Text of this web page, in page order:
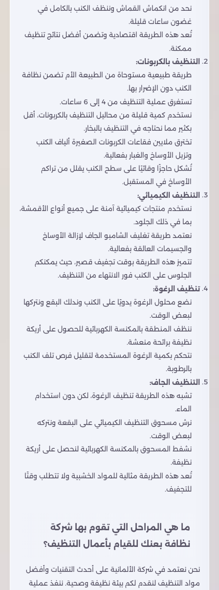
نحد من انكماش القماش وننظف الكنب بالكامل في
غضون ساعات قليلة.
تُعد هذه الطريقة اقتصادية وتضمن أفضل نتائج تنظيف
ممكنة.
التنظيف بالكربونات:
طريقة طبيعية مستوحاة من الطبيعة الأم تضمن نظافة
الكنب دون الإضرار بها.
تستغرق عملية التنظيف من 4 إلى 6 ساعات.
نستخدم كمية قليلة من محاليل التنظيف بالكربونات، أقل
بكثير مما نحتاجه في التنظيف بالبخار.
تخترق ملايين فقاعات الكربونات الصغيرة ألياف الكنب
وتزيل الأوساخ والغبار بفعالية.
تُشكل حاجزًا وقائيًا على سطح الكنب يقلل من تراكم
الأوساخ في المستقبل.
التنظيف الكيميائي:
نستخدم منتجات كيميائية آمنة على جميع أنواع الأقمشة،
بما في ذلك الجلود.
نعتمد طريقة تغليف الشامبو الجاف لإزالة الأوساخ
والجسيمات العالقة بفعالية.
تتميز هذه الطريقة بوقت تجفيف قصير، حيث يمكنكم
الجلوس على الكنب فور الانتهاء من التنظيف.
تنظيف الرغوة:
نضع محلول الرغوة يدويًا على الكنب وندلك البقع ونتركها
لبعض الوقت.
ننظف المنطقة بالمكنسة الكهربائية للحصول على أريكة
نظيفة برائحة منعشة.
نتحكم بكمية الرغوة المستخدمة لتقليل فرص تلف الكنب
بالرطوبة.
التنظيف الجاف:
تشبه هذه الطريقة تنظيف الرغوة، لكن دون استخدام
الماء.
نرش مسحوق التنظيف الكيميائي على البقعة ونتركه
لبعض الوقت.
نشفط المسحوق بالمكنسة الكهربائية لنحصل على أريكة
نظيفة.
تُعد هذه الطريقة مثالية للمواد الخشبية ولا تتطلب وقتًا
للتجفيف.
ما هي المراحل التي تقوم بها شركة
نظافة بعنك للقيام بأعمال التنظيف؟
نحن نعتمد في شركة الألمانية على أحدث التقنيات وأفضل
مواد التنظيف لنقدم لكم بيئة نظيفة وصحية. ننفذ عملية